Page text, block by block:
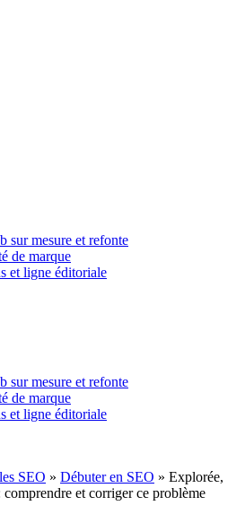
sur mesure et refonte
de marque
et ligne éditoriale
sur mesure et refonte
de marque
et ligne éditoriale
SEO » Débuter en SEO » Explorée,
et corriger ce problème